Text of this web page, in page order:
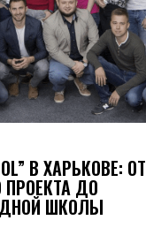
В ХАРЬКОВЕ: ОТ
ДО
ШКОЛЫ